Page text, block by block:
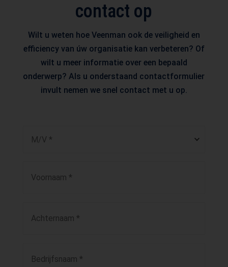
contact op
Wilt u weten hoe Veenman ook de veiligheid en
efficiency van úw organisatie kan verbeteren? Of
wilt u meer informatie over een bepaald
onderwerp? Als u onderstaand contactformulier
invult nemen we snel contact met u op.